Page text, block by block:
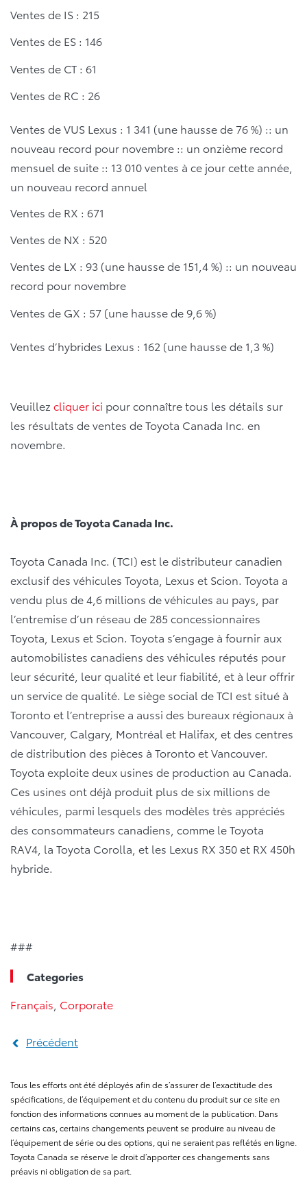
Ventes de IS : 215
Ventes de ES : 146
Ventes de CT : 61
Ventes de RC : 26
Ventes de VUS Lexus : 1 341 (une hausse de 76 %) :: un
nouveau record pour novembre :: un onzième record
mensuel de suite :: 13 010 ventes à ce jour cette année,
un nouveau record annuel
Ventes de RX : 671
Ventes de NX : 520
Ventes de LX : 93 (une hausse de 151,4 %) :: un nouveau
record pour novembre
Ventes de GX : 57 (une hausse de 9,6 %)
Ventes d’hybrides Lexus : 162 (une hausse de 1,3 %)
Veuillez cliquer ici pour connaître tous les détails sur
les résultats de ventes de Toyota Canada Inc. en
novembre.
À propos de Toyota Canada Inc.
Toyota Canada Inc. (TCI) est le distributeur canadien
exclusif des véhicules Toyota, Lexus et Scion. Toyota a
vendu plus de 4,6 millions de véhicules au pays, par
l’entremise d’un réseau de 285 concessionnaires
Toyota, Lexus et Scion. Toyota s’engage à fournir aux
automobilistes canadiens des véhicules réputés pour
leur sécurité, leur qualité et leur fiabilité, et à leur offrir
un service de qualité. Le siège social de TCI est situé à
Toronto et l’entreprise a aussi des bureaux régionaux à
Vancouver, Calgary, Montréal et Halifax, et des centres
de distribution des pièces à Toronto et Vancouver.
Toyota exploite deux usines de production au Canada.
Ces usines ont déjà produit plus de six millions de
véhicules, parmi lesquels des modèles très appréciés
des consommateurs canadiens, comme le Toyota
RAV4, la Toyota Corolla, et les Lexus RX 350 et RX 450h
hybride.
###
Categories
Français Corporate
Précédent
Tous les efforts ont été déployés afin de s’assurer de l’exactitude des
spécifications, de l’équipement et du contenu du produit sur ce site en
fonction des informations connues au moment de la publication. Dans
certains cas, certains changements peuvent se produire au niveau de
l’équipement de série ou des options, qui ne seraient pas reflétés en ligne.
Toyota Canada se réserve le droit d’apporter ces changements sans
préavis ni obligation de sa part.